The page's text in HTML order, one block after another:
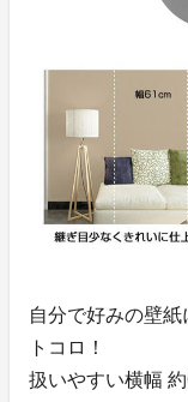
自分で好みの壁
トコロ！
扱いやすい横幅